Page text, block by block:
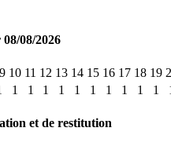
08/2026
10 11 12 13 14 15 16 17 18 19
1 1 1 1 1 1 1 1 1 1
et de restitution